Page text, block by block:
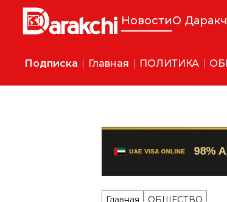
НовостиО
Подписка Главная ПОЛИТИКА
Главная ОБЩЕСТВО